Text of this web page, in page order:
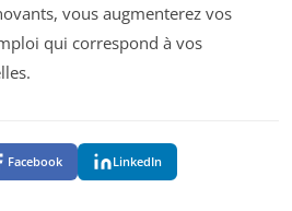
vous augmenterez vos
qui correspond à vos
Facebook LinkedIn